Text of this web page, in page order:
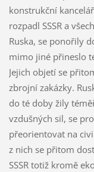
konstrukční
rozpadl SSSR a
Ruska, se ponořily
mimo jiné přineslo
Jejich objetí se
zbrojní zakázky.
do té doby žily
vzdušných sil, se
přeorientovat na
z nich se přitom
SSSR totiž kromě